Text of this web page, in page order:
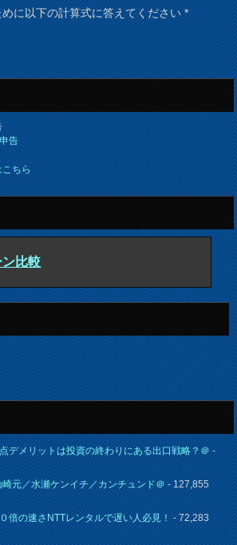
に以下の計算式に答えてください*
告
こちら
比較
デメリットは投資の終わりにある出口戦略？＠-
元／水瀬ケンイチ／カンチュンド＠- 127,855
倍の速さNTTレンタルで遅い人必見！- 72,283